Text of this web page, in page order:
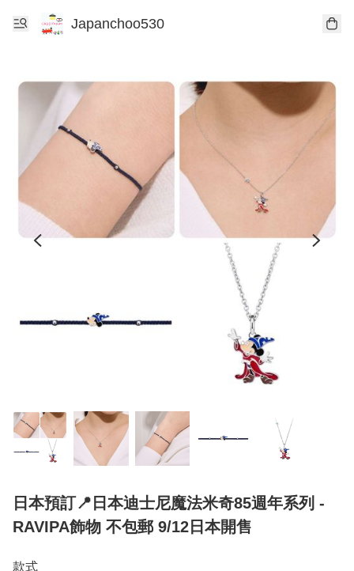
Japanchoo530
日本預訂📍日本迪士尼魔法米奇85週年系列 -
RAVIPA飾物 不包郵 9/12日本開售
款式